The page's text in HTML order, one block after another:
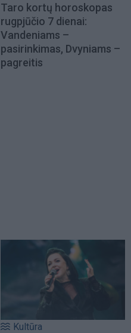
Taro kortų horoskopas
rugpjūčio 7 dienai:
Vandeniams –
pasirinkimas, Dvyniams –
pagreitis
Kultūra